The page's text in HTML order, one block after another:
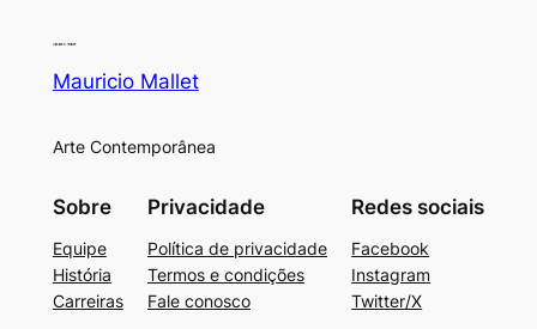
Mauricio Mallet
Arte Contemporânea
Sobre
Equipe
História
Carreiras
Privacidade
Política de privacidade
Termos e condições
Fale conosco
Redes sociais
Facebook
Instagram
Twitter/X